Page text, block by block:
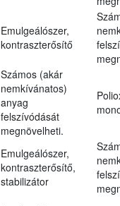
Emulgeálószer,
kontraszterősítő
Számos (akár
nemkívánatos)
anyag
felszívódását
megnövelheti.
Emulgeálószer,
kontraszterősítő,
stabilizátor